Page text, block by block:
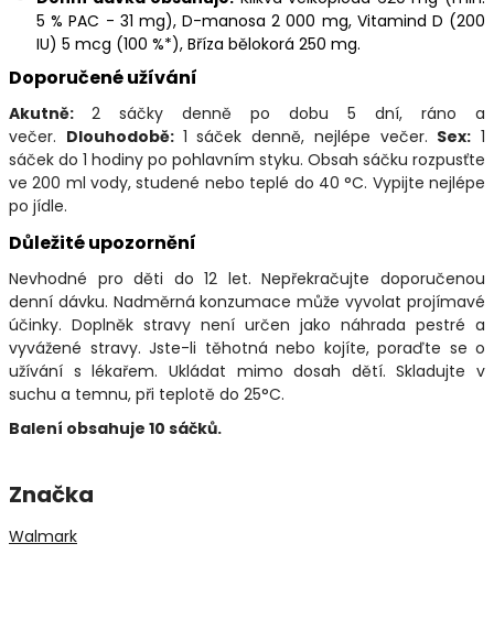
5 % PAC - 31 mg), D-manosa 2 000 mg, Vitamind D (200
IU) 5 mcg (100 %*), Bříza bělokorá 250 mg.
Doporučené užívání
Akutně: 2 sáčky denně po dobu 5 dní, ráno a
večer. Dlouhodobě: 1 sáček denně, nejlépe večer. Sex: 1
sáček do 1 hodiny po pohlavním styku. Obsah sáčku rozpusťte
ve 200 ml vody, studené nebo teplé do 40 °C. Vypijte nejlépe
po jídle.
Důležité upozornění
Nevhodné pro děti do 12 let. Nepřekračujte doporučenou
denní dávku. Nadměrná konzumace může vyvolat projímavé
účinky. Doplněk stravy není určen jako náhrada pestré a
vyvážené stravy. Jste-li těhotná nebo kojíte, poraďte se o
užívání s lékařem. Ukládat mimo dosah dětí. Skladujte v
suchu a temnu, při teplotě do 25°C.
Balení obsahuje 10 sáčků.
Značka
Walmark